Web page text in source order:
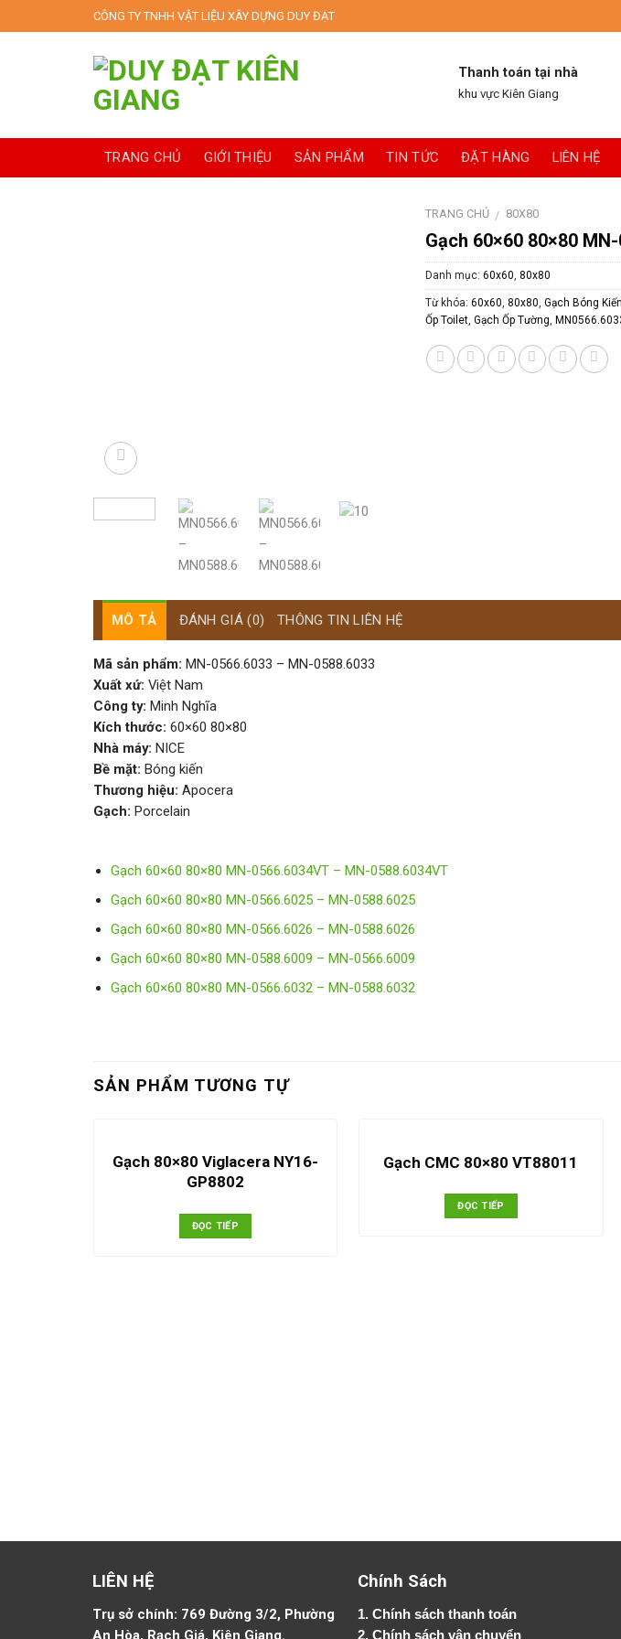
to
CÔNG TY TNHH VẬT LIỆU XÂY DỰNG DUY ĐẠT
Thanh toán tại nhà
khu vực Kiên Giang
TRANG CHỦ GIỚI THIỆU SẢN PHẨM TIN TỨC ĐẶT HÀNG LIÊN HỆ
TRANG CHỦ / 80X80
Gạch 60×60 80×80
Danh mục: 60x60, 80x80
Từ khóa: 60x60, 80x80, Gạch Bóng Kiến
Ốp Toilet, Gạch Ốp Tường,
MÔ TẢ ĐÁNH GIÁ (0) THÔNG TIN LIÊN HỆ
Mã sản phẩm: MN-0566.6033 – MN-0588.6033
Xuất xứ: Việt Nam
Công ty: Minh Nghĩa
Kích thước: 60×60 80×80
Nhà máy: NICE
Bề mặt: Bóng kiến
Thương hiệu: Apocera
Gạch: Porcelain
Gạch 60×60 80×80 MN-0566.6034VT – MN-0588.6034VT
Gạch 60×60 80×80 MN-0566.6025 – MN-0588.6025
Gạch 60×60 80×80 MN-0566.6026 – MN-0588.6026
Gạch 60×60 80×80 MN-0588.6009 – MN-0566.6009
Gạch 60×60 80×80 MN-0566.6032 – MN-0588.6032
SẢN PHẨM TƯƠNG TỰ
Gạch 80×80 Viglacera NY16-
GP8802
ĐỌC TIẾP
Gạch CMC 80×80 VT88011
ĐỌC TIẾP
LIÊN HỆ
Trụ sở chính: 769 Đường 3/2, Phường
An Hòa, Rạch Giá, Kiên Giang.
Chính Sách
1.Chính sách thanh toán
2.Chính sách vận chuyển